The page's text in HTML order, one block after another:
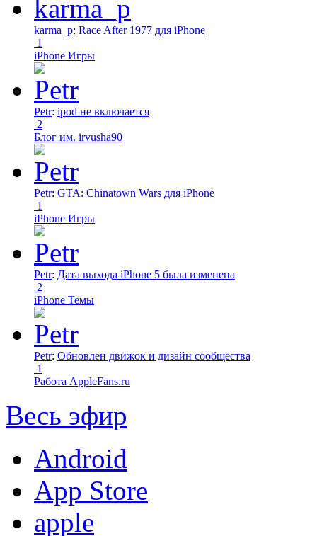
karma_p: Race After 1977 для iPhone
1
iPhone Игры
Petr: ipod не включается
2
Блог им. irvusha90
Petr: GTA: Chinatown Wars для iPhone
1
iPhone Игры
Petr: Дата выхода iPhone 5 была изменена
2
iPhone Темы
Petr: Обновлен движок и дизайн сообщества
1
Работа AppleFans.ru
Весь эфир
Android
App Store
apple